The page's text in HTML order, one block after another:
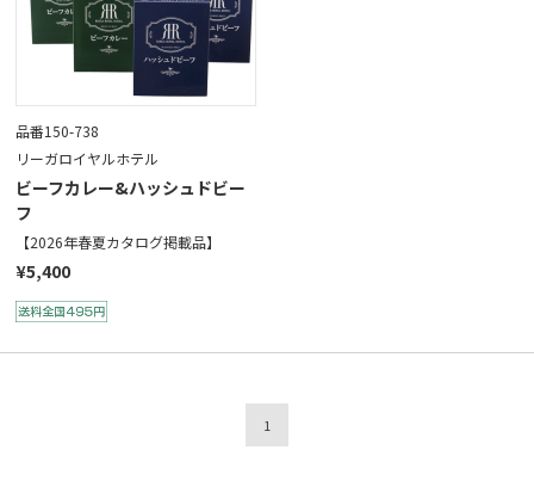
品番150-738
リーガロイヤルホテル
ビーフカレー&ハッシュドビー
フ
【2026年春夏カタログ掲載品】
¥5,400
1